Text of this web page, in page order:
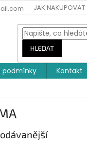
JAK NAKUPOVAT
HLEDAT
podmínky
Kontakt